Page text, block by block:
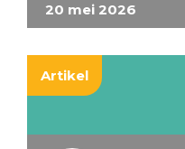
20 mei 2026
Artikel